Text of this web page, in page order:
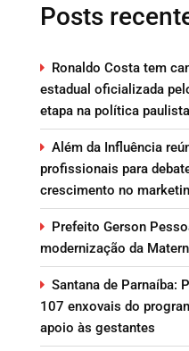
Posts
Ronaldo Costa tem
estadual oficializada
etapa na política paulista
Além da Influência
profissionais para
crescimento no
Prefeito Gerson
modernização da
Santana de Parnaíba:
107 enxovais do
apoio às gestantes